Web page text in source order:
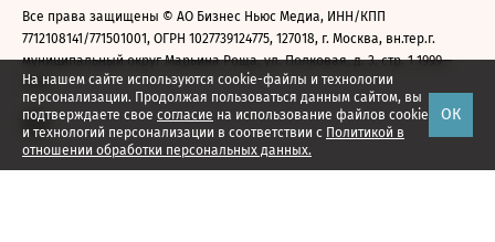
На нашем сайте используются cookie-файлы и технологии
персонализации. Продолжая пользоваться данным сайтом, вы
подтверждаете свое согласие на использование файлов cookie
и технологий персонализации в соответствии с Политикой в
отношении обработки персональных данных.
ОК
Все права защищены © АО Бизнес Ньюс Медиа, ИНН/КПП
7712108141/771501001, ОГРН 1027739124775, 127018, г. Москва, вн.тер.г.
муниципальный округ Марьина Роща, ул. Полковая, д. 3, стр. 1 1999—
2026